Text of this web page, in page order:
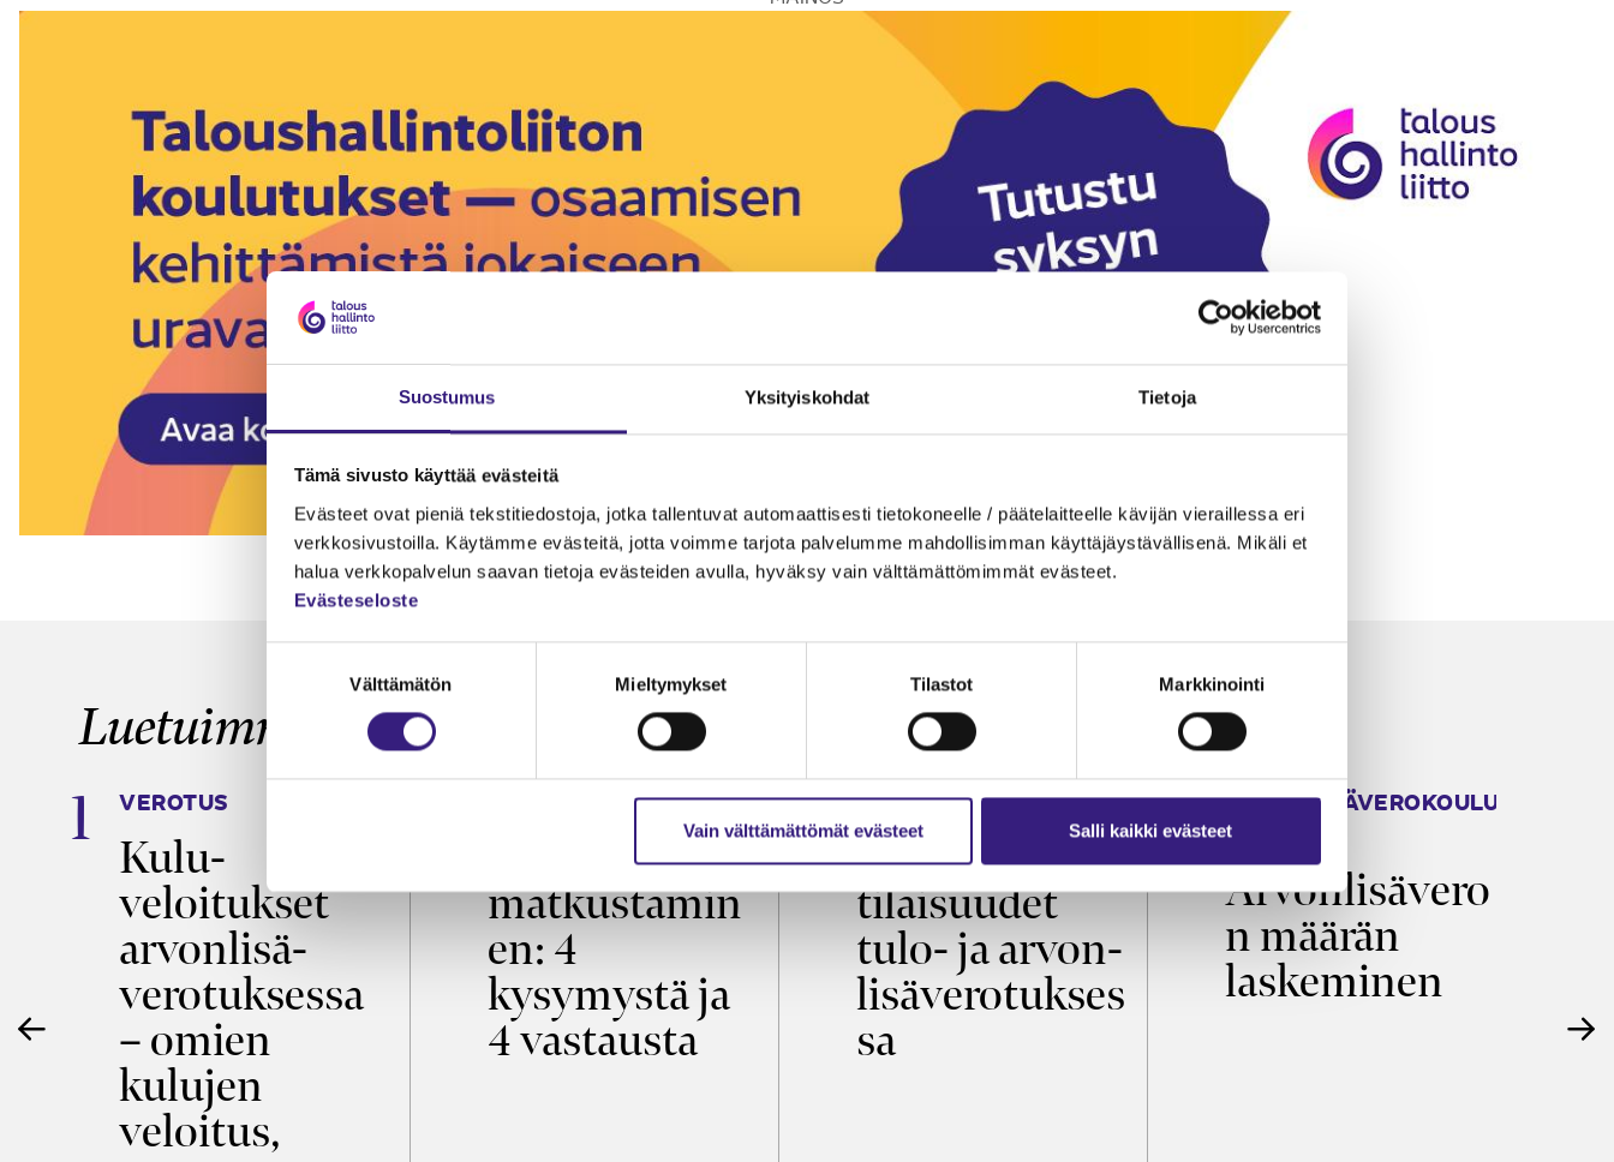
Suostumus Yksityiskohdat Tietoja
Tämä sivusto käyttää evästeitä
Evästeet ovat pieniä tekstitiedostoja, jotka tallentuvat automaattisesti tietokoneelle / päätelaitteelle kävijän vieraillessa eri
verkkosivustoilla. Käytämme evästeitä, jotta voimme tarjota palvelumme mahdollisimman käyttäjäystävällisenä. Mikäli et
halua verkkopalvelun saavan tietoja evästeiden avulla, hyväksy vain välttämättömimmät evästeet.
Evästeseloste
Välttämätön Mieltymykset Tilastot Markkinointi
Vain välttämättömät evästeet Salli kaikki evästeet
Luetuimmat
VEROTUS
Kulu­
veloitukset
arvon­lisä­
verotuksessa
– omien
kulujen
veloitus,
Työaikalaki ja
matkustamin
en: 4
kysymystä ja
4 vastausta
VEROTUS
Virkistys­
tilaisuudet
tulo- ja arvon­
lisäverotukses
sa
ARVONLISÄVEROKOULU
2026
Arvonlisävero
n määrän
laskeminen